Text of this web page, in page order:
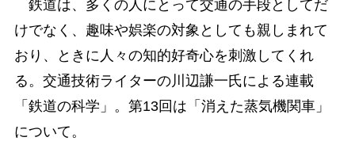
鉄道は、多くの人にとって交通の手段としてだ
けでなく、趣味や娯楽の対象としても親しまれて
おり、ときに人々の知的好奇心を刺激してくれ
る。交通技術ライターの川辺謙一氏による連載
「鉄道の科学」。第13回は「消えた蒸気機関車」
について。